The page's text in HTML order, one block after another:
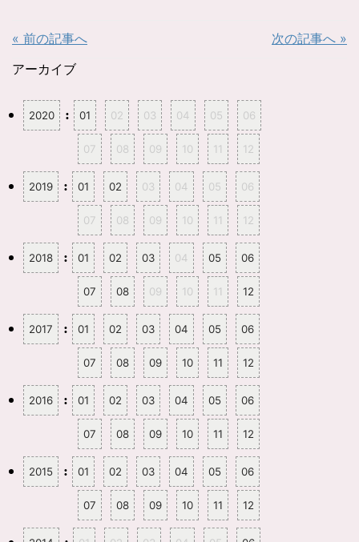
e
共
有
新
い
で
開
き
ま
す
ッ
し
く
だ
さ
い
(
新
し
い
ウ
ィ
ン
ド
ウ
で
開
き
ま
す
)
« 前の記事へ 次の記事へ »
アーカイブ
2020 : 01 02 03 04 05 06
07 08 09 10 11 12
2019 : 01 02 03 04 05 06
07 08 09 10 11 12
2018 : 01 02 03 04 05 06
07 08 09 10 11 12
2017 : 01 02 03 04 05 06
07 08 09 10 11 12
2016 : 01 02 03 04 05 06
07 08 09 10 11 12
2015 : 01 02 03 04 05 06
07 08 09 10 11 12